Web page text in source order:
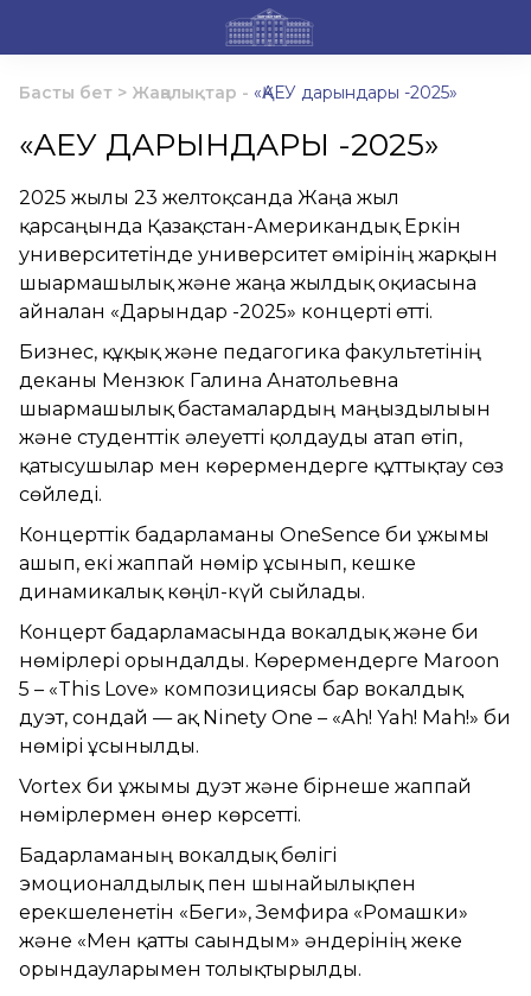
Басты бет > Жаңалықтар - «ҚАЕУ дарындары -2025»
«ҚАЕУ ДАРЫНДАРЫ -2025»
2025 жылғы 23 желтоқсанда Жаңа жыл
қарсаңында Қазақстан-Американдық Еркін
университетінде университет өмірінің жарқын
шығармашылық және жаңа жылдық оқиғасына
айналған «Дарындар -2025» концерті өтті.
Бизнес, құқық және педагогика факультетінің
деканы Мензюк Галина Анатольевна
шығармашылық бастамалардың маңыздылығын
және студенттік әлеуетті қолдауды атап өтіп,
қатысушылар мен көрермендерге құттықтау сөз
сөйледі.
Концерттік бағдарламаны OneSence би ұжымы
ашып, екі жаппай нөмір ұсынып, кешке
динамикалық көңіл-күй сыйлады.
Концерт бағдарламасында вокалдық және би
нөмірлері орындалды. Көрермендерге Maroon
5 – «This Love» композициясы бар вокалдық
дуэт, сондай — ақ Ninety One – «Ah! Yah! Mah!» би
нөмірі ұсынылды.
Vortex би ұжымы дуэт және бірнеше жаппай
нөмірлермен өнер көрсетті.
Бағдарламаның вокалдық бөлігі
эмоционалдылық пен шынайылықпен
ерекшеленетін «Беги», Земфира «Ромашки»
және «Мен қатты сағындым» әндерінің жеке
орындауларымен толықтырылды.